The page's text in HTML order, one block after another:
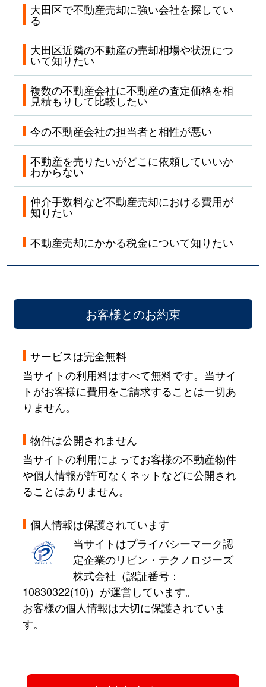
大田区で不動産売却に強い会社を探してい
る
大田区近隣の不動産の売却相場や状況につ
いて知りたい
複数の不動産会社に不動産の査定価格を相
見積もりして比較したい
今の不動産会社の担当者と相性が悪い
不動産を売りたいがどこに依頼していいか
わからない
仲介手数料など不動産売却における費用が
知りたい
不動産売却にかかる税金について知りたい
お客様とのお約束
サービスは完全無料
当サイトの利用料はすべて無料です。当サイ
トがお客様に費用をご請求することは一切あ
りません。
物件は公開されません
当サイトの利用によってお客様の不動産物件
や個人情報が許可なくネットなどに公開され
ることはありません。
個人情報は保護されています
当サイトはプライバシーマーク認
定企業のリビン・テクノロジーズ
株式会社（認証番号：
10830322(10)）が運営しています。
お客様の個人情報は大切に保護されていま
す。